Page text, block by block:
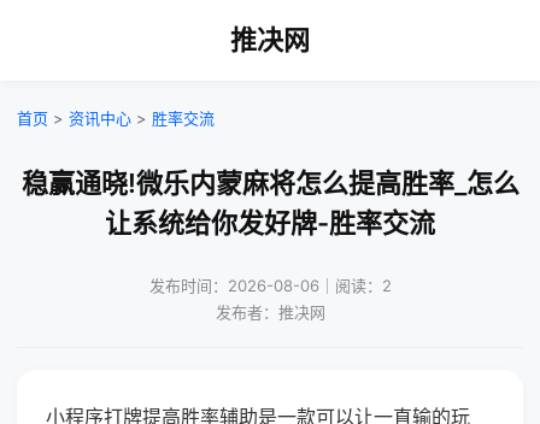
推决网
首页 > 资讯中心 > 胜率交流
稳赢通晓!微乐内蒙麻将怎么提高胜率_怎么
让系统给你发好牌-胜率交流
发布时间：2026-08-06｜阅读：2
发布者：推决网
小程序打牌提高胜率辅助是一款可以让一直输的玩